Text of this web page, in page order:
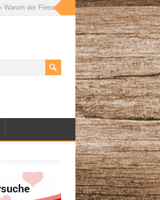
Fleischanteil im Katzenfutter so wichtig ist – und